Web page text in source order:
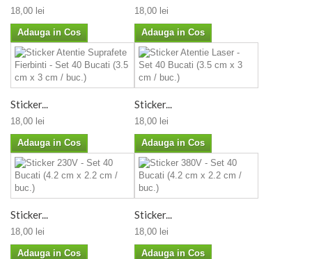
18,00 lei
Adauga in Cos
18,00 lei
Adauga in Cos
Sticker...
18,00 lei
Adauga in Cos
Sticker...
18,00 lei
Adauga in Cos
Sticker...
18,00 lei
Adauga in Cos
Sticker...
18,00 lei
Adauga in Cos